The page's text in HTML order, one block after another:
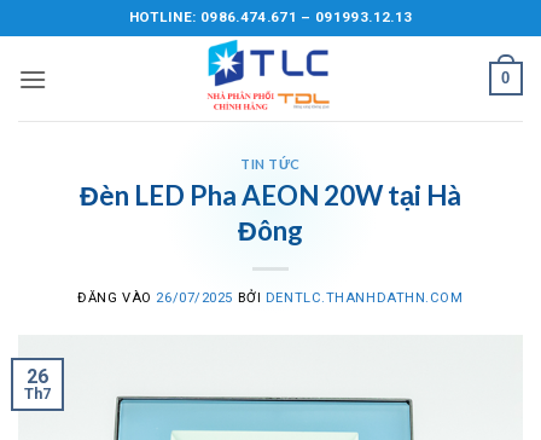
qua
nội
HOTLINE: 0986.474.671 – 091993.12.13
0
TIN TỨC
Đèn LED Pha AEON 20W tại Hà
Đông
ĐĂNG VÀO 26/07/2025 BỞI DENTLC.THANHDATHN.COM
26
Th7